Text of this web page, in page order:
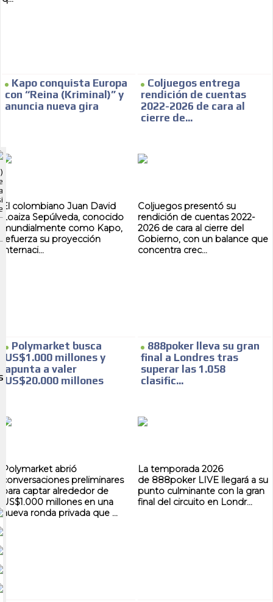
Kapo conquista Europa
con “Reina (Kriminal)” y
anuncia nueva gira
El colombiano Juan David
Loaiza Sepúlveda, conocido
mundialmente como Kapo,
refuerza su proyección
internaci...
Coljuegos entrega
rendición de cuentas
2022-2026 de cara al
cierre de...
Coljuegos presentó su
rendición de cuentas 2022-
2026 de cara al cierre del
Gobierno, con un balance que
concentra crec...
Polymarket busca
US$1.000 millones y
apunta a valer
US$20.000 millones
Polymarket abrió
conversaciones preliminares
para captar alrededor de
US$1.000 millones en una
nueva ronda privada que ...
888poker lleva su gran
final a Londres tras
superar las 1.058
clasific...
La temporada 2026
de 888poker LIVE llegará a su
punto culminante con la gran
final del circuito en Londr...
ADVERTISEMENT